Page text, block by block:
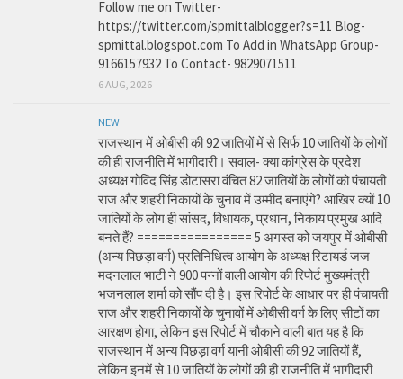
Follow me on Twitter-
https://twitter.com/spmittalblogger?s=11 Blog-
spmittal.blogspot.com To Add in WhatsApp Group-
9166157932 To Contact- 9829071511
6 AUG, 2026
NEW
राजस्थान में ओबीसी की 92 जातियों में से सिर्फ 10 जातियों के लोगों
की ही राजनीति में भागीदारी। सवाल- क्या कांग्रेस के प्रदेश
अध्यक्ष गोविंद सिंह डोटासरा वंचित 82 जातियों के लोगों को पंचायती
राज और शहरी निकायों के चुनाव में उम्मीद बनाएंगे? आखिर क्यों 10
जातियों के लोग ही सांसद, विधायक, प्रधान, निकाय प्रमुख आदि
बनते हैं? ================ 5 अगस्त को जयपुर में ओबीसी
(अन्य पिछड़ा वर्ग) प्रतिनिधित्व आयोग के अध्यक्ष रिटायर्ड जज
मदनलाल भाटी ने 900 पन्नों वाली आयोग की रिपोर्ट मुख्यमंत्री
भजनलाल शर्मा को सौंप दी है। इस रिपोर्ट के आधार पर ही पंचायती
राज और शहरी निकायों के चुनावों में ओबीसी वर्ग के लिए सीटों का
आरक्षण होगा, लेकिन इस रिपोर्ट में चौकाने वाली बात यह है कि
राजस्थान में अन्य पिछड़ा वर्ग यानी ओबीसी की 92 जातियों हैं,
लेकिन इनमें से 10 जातियों के लोगों की ही राजनीति में भागीदारी